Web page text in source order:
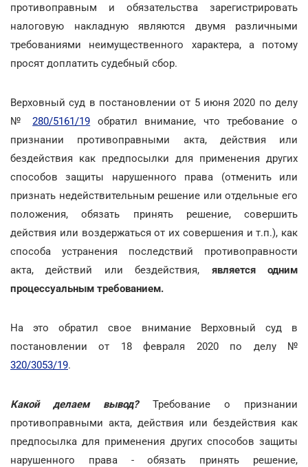
противоправным и обязательства зарегистрировать
налоговую накладную являются двумя различными
требованиями неимущественного характера, а потому
просят доплатить судебный сбор.
Верховный суд в постановлении от 5 июня 2020 по делу
№280/5161/19 обратил внимание, что требование о
признании противоправными акта, действия или
бездействия как предпосылки для применения других
способов защиты нарушенного права (отменить или
признать недействительным решение или отдельные его
положения, обязать принять решение, совершить
действия или воздержаться от их совершения и т.п.), как
способа устранения последствий противоправности
акта, действий или бездействия, является одним
процессуальным требованием.
На это обратил свое внимание Верховный суд в
постановлении от 18 февраля 2020 по делу №
320/3053/19.
Какой делаем вывод?Требование о признании
противоправными акта, действия или бездействия как
предпосылка для применения других способов защиты
нарушенного права - обязать принять решение,